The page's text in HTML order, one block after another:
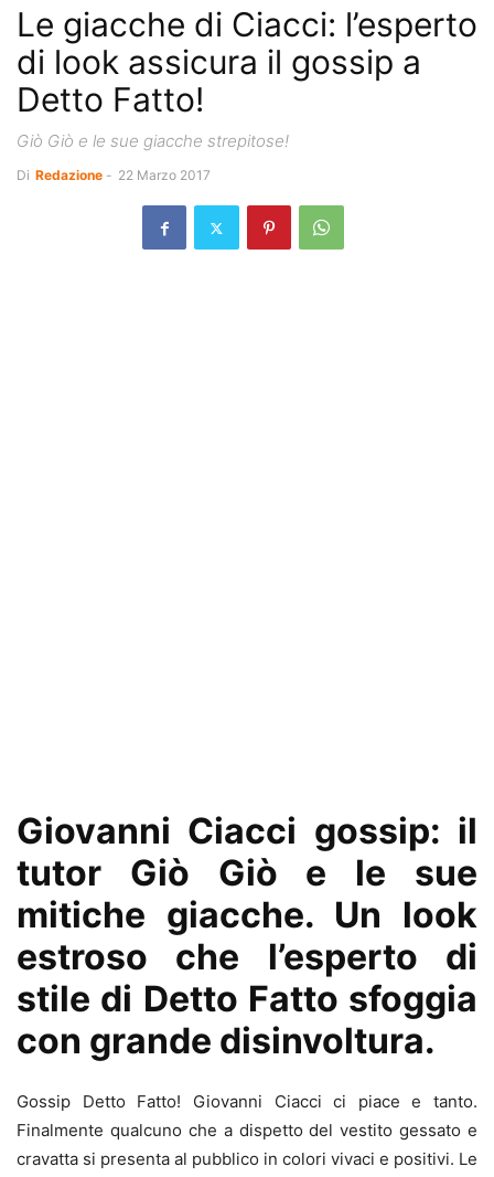
Le giacche di Ciacci: l’esperto
di look assicura il gossip a
Detto Fatto!
Giò Giò e le sue giacche strepitose!
Di Redazione - 22 Marzo 2017
Giovanni Ciacci gossip: il
tutor Giò Giò e le sue
mitiche giacche. Un look
estroso che l’esperto di
stile di Detto Fatto sfoggia
con grande disinvoltura.
Gossip Detto Fatto! Giovanni Ciacci ci piace e tanto.
Finalmente qualcuno che a dispetto del vestito gessato e
cravatta si presenta al pubblico in colori vivaci e positivi. Le